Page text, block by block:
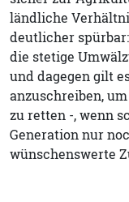
ländliche
deutlicher
die stetige
und dagegen gilt
anzuschreiben,
zu retten -, wenn
Generation nur
wünschenswerte